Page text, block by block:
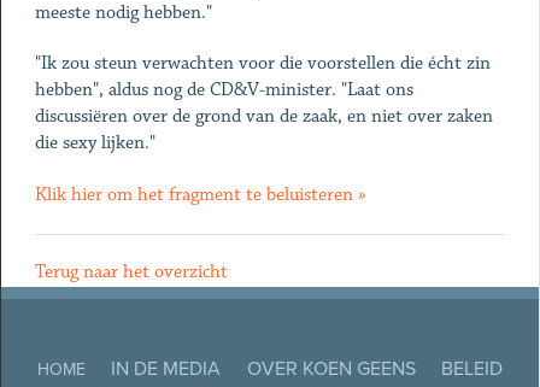
meeste nodig hebben."
"Ik zou steun verwachten voor die voorstellen die écht zin
hebben", aldus nog de CD&V-minister. "Laat ons
discussiëren over de grond van de zaak, en niet over zaken
die sexy lijken."
Klik hier om het fragment te beluisteren »
Terug naar het overzicht
HOME IN DE MEDIA OVER KOEN GEENS
BELEID